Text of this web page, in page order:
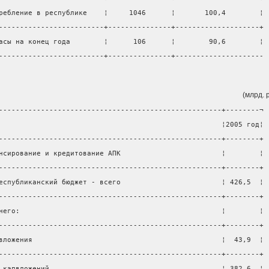
в республике    ¦     1046      ¦       100,4        ¦
+---------------+--------------------+
на конец года        ¦      106      ¦        90,6        ¦
+---------------+---------------------
(млрд.
+--------¬
¦2005 год¦
+--------+
и кредитование АПК                        ¦        ¦
+--------+
бюджет - всего                        ¦ 426,5  ¦
+--------+
него:                                                ¦        ¦
+--------+
¦  43,9  ¦
+--------+